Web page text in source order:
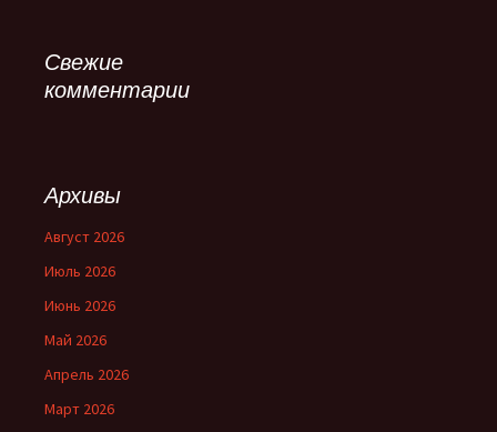
Свежие
комментарии
Архивы
Август 2026
Июль 2026
Июнь 2026
Май 2026
Апрель 2026
Март 2026